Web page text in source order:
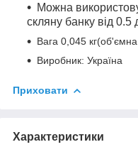
Можна
скляну банку від 0.5
Вага 0,045 кг(об'ємна
Виробник: Україна
Приховати
Характеристики